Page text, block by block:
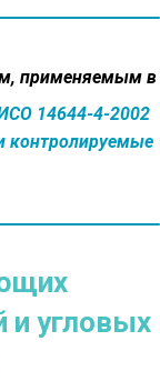
применяемым в
14644-4-2002
контролируемые
угловых